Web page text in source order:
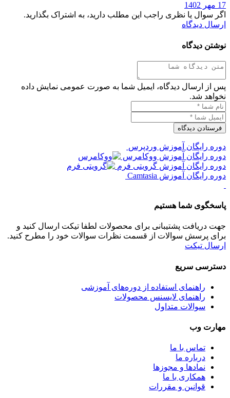
17 مهر 1402
اگر سوال یا نظری راجب این مطلب دارید، به اشتراک بگذارید.
ارسال دیدگاه
نوشتن دیدگاه
پس از ارسال دیدگاه، ایمیل شما به صورت عمومی نمایش داده
نخواهد شد.
دوره رایگان آموزش وردپرس
دوره رایگان آموزش ووکامرس
دوره رایگان آموزش گرویتی فرم
دوره رایگان آموزش Camtasia
پاسخگوی شما هستیم
جهت دریافت پشتیبانی برای محصولات لطفا تیکت ارسال کنید و
برای پرسش سوالات از قسمت نظرات سوالات خود را مطرح کنید.
ارسال تیکت
دسترسی سریع
راهنمای استفاده از دوره‌های آموزشی
راهنمای لایسنس محصولات
سوالات متداول
مهارت وب
تماس با ما
درباره ما
نماد‌ها و مجوزها
همکاری با ما
قوانین و مقررات